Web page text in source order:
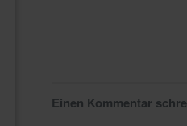
Einen Kommentar